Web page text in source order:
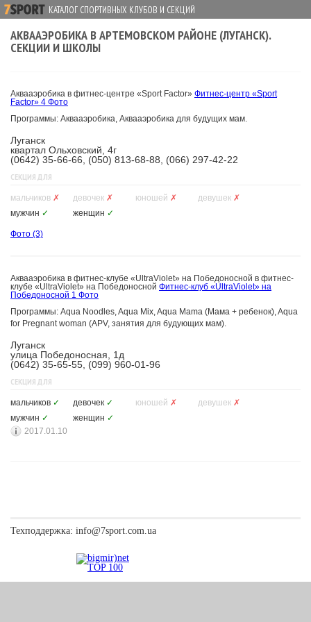
КАТАЛОГ СПОРТИВНЫХ КЛУБОВ И СЕКЦИЙ
АКВААЭРОБИКА В АРТЕМОВСКОМ РАЙОНЕ (ЛУГАНСК).
СЕКЦИИ И ШКОЛЫ
Аквааэробика в фитнес-центре «Sport Factor» Фитнес-центр «Sport
Factor» 4 Фото
Программы: Аквааэробика, Аквааэробика для будущих мам.
Луганск
квартал Ольховский, 4г
(0642) 35-66-66, (050) 813-68-88, (066) 297-42-22
СЕКЦИЯ ДЛЯ
мальчиков ✗ девочек ✗ юношей ✗ девушек ✗
мужчин ✓ женщин ✓
Фото (3)
Аквааэробика в фитнес-клубе «UltraViolet» на Победоносной в фитнес-
клубе «UltraViolet» на Победоносной Фитнес-клуб «UltraViolet» на
Победоносной 1 Фото
Программы: Aqua Noodles, Aqua Mix, Aqua Mama (Мама + ребенок), Aqua
for Pregnant woman (APV, занятия для будующих мам).
Луганск
улица Победоносная, 1д
(0642) 35-65-55, (099) 960-01-96
СЕКЦИЯ ДЛЯ
мальчиков ✓ девочек ✓ юношей ✗ девушек ✗
мужчин ✓ женщин ✓
2017.01.10
Техподдержка: info@7sport.com.ua